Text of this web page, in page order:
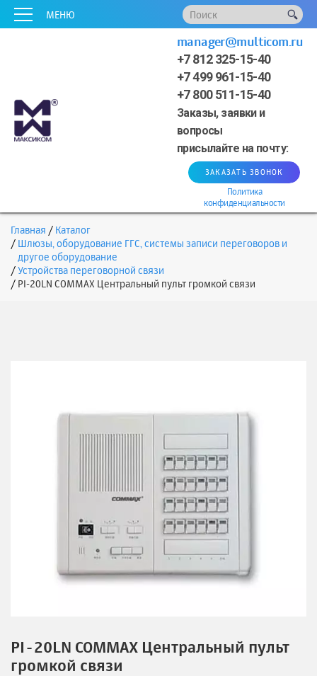
МЕНЮ
+7 812 325-15-40
+7 499 961-15-40
+7 800 511-15-40
Заказы, заявки и
вопросы
присылайте на почту:
manager@multicom.ru
ЗАКАЗАТЬ ЗВОНОК
Политика
конфиденциальности
Главная
Каталог
Шлюзы, оборудование ГГС, системы записи переговоров и
другое оборудование
Устройства переговорной связи
PI-20LN COMMAX Центральный пульт громкой связи
PI-20LN COMMAX Центральный пульт
громкой связи
xxxxx